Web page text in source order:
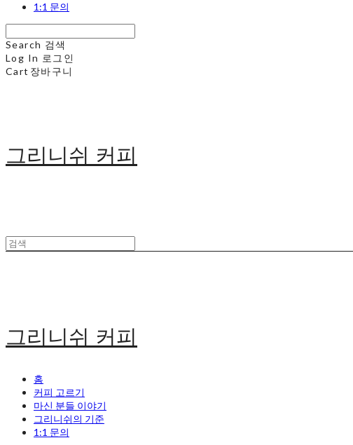
1:1 문의
Search 검색
Log In 로그인
Cart 장바구니
그리니쉬 커피
그리니쉬 커피
홈
커피 고르기
마신 분들 이야기
그리니쉬의 기준
1:1 문의